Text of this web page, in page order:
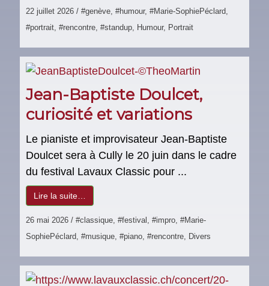
22 juillet 2026/ #genève, #humour, #Marie-SophiePéclard
#portrait, #rencontre, #standup, Humour, Portrait
Jean-Baptiste Doulcet,
curiosité et variations
Le pianiste et improvisateur Jean-Baptiste
Doulcet sera à Cully le 20 juin dans le cadre
du festival Lavaux Classic pour ...
Lire la suite…
26 mai 2026/ #classique, #festival #impro, #Marie-
SophiePéclard #musique, #piano, #rencontre, Divers